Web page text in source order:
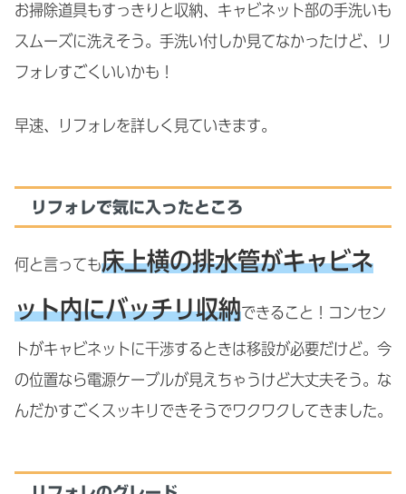
お掃除道具もすっきりと収納、キャビネット部の手洗いも
スムーズに洗えそう。手洗い付しか見てなかったけど、リ
フォレすごくいいかも！
早速、リフォレを詳しく見ていきます。
リフォレで気に入ったところ
何と言っても床上横の排水管がキャビネ
ット内にバッチリ収納できること！コンセン
トがキャビネットに干渉するときは移設が必要だけど。今
の位置なら電源ケーブルが見えちゃうけど大丈夫そう。な
んだかすごくスッキリできそうでワクワクしてきました。